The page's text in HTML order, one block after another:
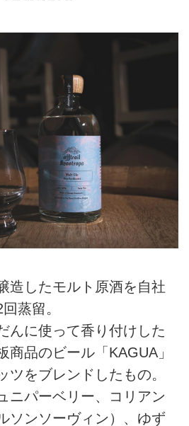
造したモルト原酒を自社
蒸留。
んに使って香り付けした
商品のビール「KAGUA」
ツをブレンドしたもの。
ニパーベリー、コリアン
ソンソーヴィン）、ゆず